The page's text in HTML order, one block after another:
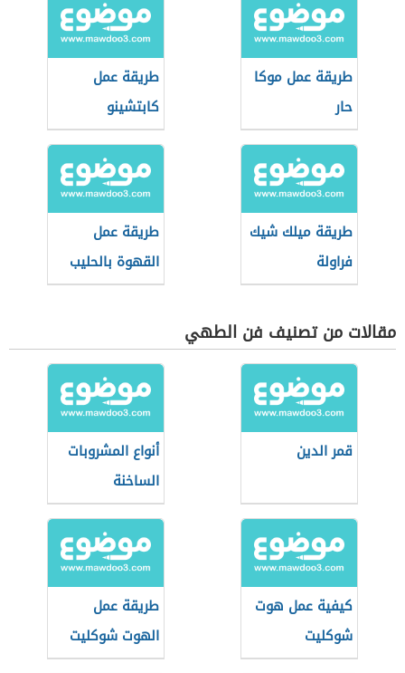
طريقة عمل موكا
حار
طريقة عمل
كابتشينو
طريقة ميلك شيك
فراولة
طريقة عمل
القهوة بالحليب
مقالات من تصنيف فن الطهي
قمر الدين
أنواع المشروبات
الساخنة
كيفية عمل هوت
شوكليت
طريقة عمل
الهوت شوكليت